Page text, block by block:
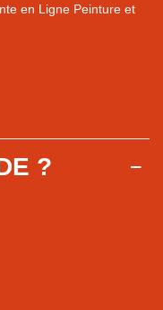
en Ligne Peinture et
?